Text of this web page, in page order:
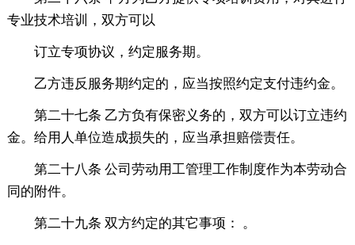
专业技术培训，双方可以
订立专项协议，约定服务期。
乙方违反服务期约定的，应当按照约定支付违约金。
第二十七条 乙方负有保密义务的，双方可以订立违约
金。给用人单位造成损失的，应当承担赔偿责任。
第二十八条 公司劳动用工管理工作制度作为本劳动合
同的附件。
第二十九条 双方约定的其它事项： 。